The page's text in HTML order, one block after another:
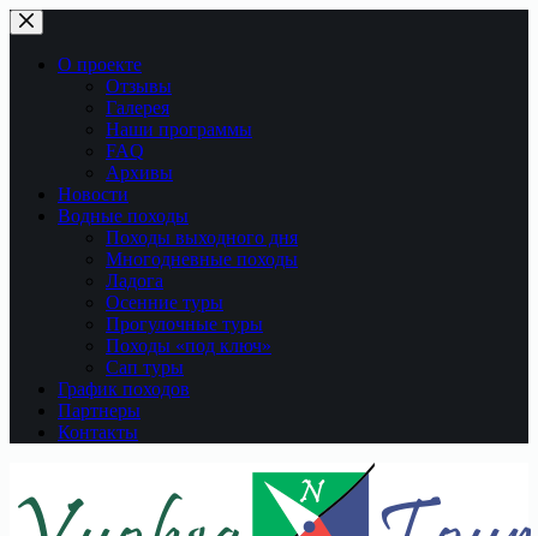
Перейти
к
сути
О проекте
Отзывы
Галерея
Наши программы
FAQ
Архивы
Новости
Водные походы
Походы выходного дня
Многодневные походы
Ладога
Осенние туры
Прогулочные туры
Походы «под ключ»
Сап туры
График походов
Партнеры
Контакты